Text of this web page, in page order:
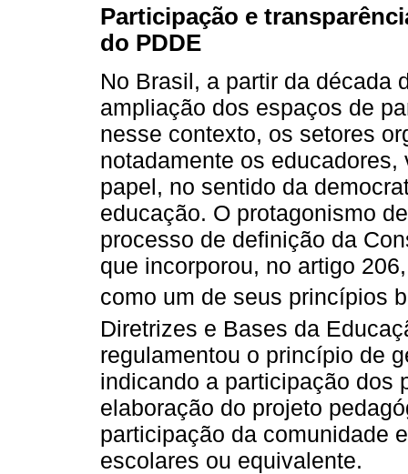
Participação e
do PDDE
No Brasil, a partir da década
ampliação dos espaços de
nesse contexto, os setores
notadamente os
papel, no sentido da
educação. O protagonismo
processo de definição da
que incorporou, no artigo
como um de seus princípios
Diretrizes e Bases da
regulamentou o princípio de
indicando a participação dos
elaboração do projeto
participação da comunidade
escolares ou equivalente.